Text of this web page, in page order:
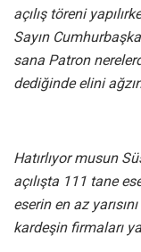
açılış töreni
Sayın
sana Patron
dediğinde elini
Hatırlıyor musun
açılışta 111 tane
eserin en az
kardeşin firmaları